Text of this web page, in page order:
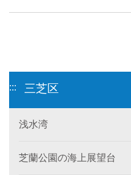
::: 三芝区
浅水湾
芝蘭公園の海上展望台